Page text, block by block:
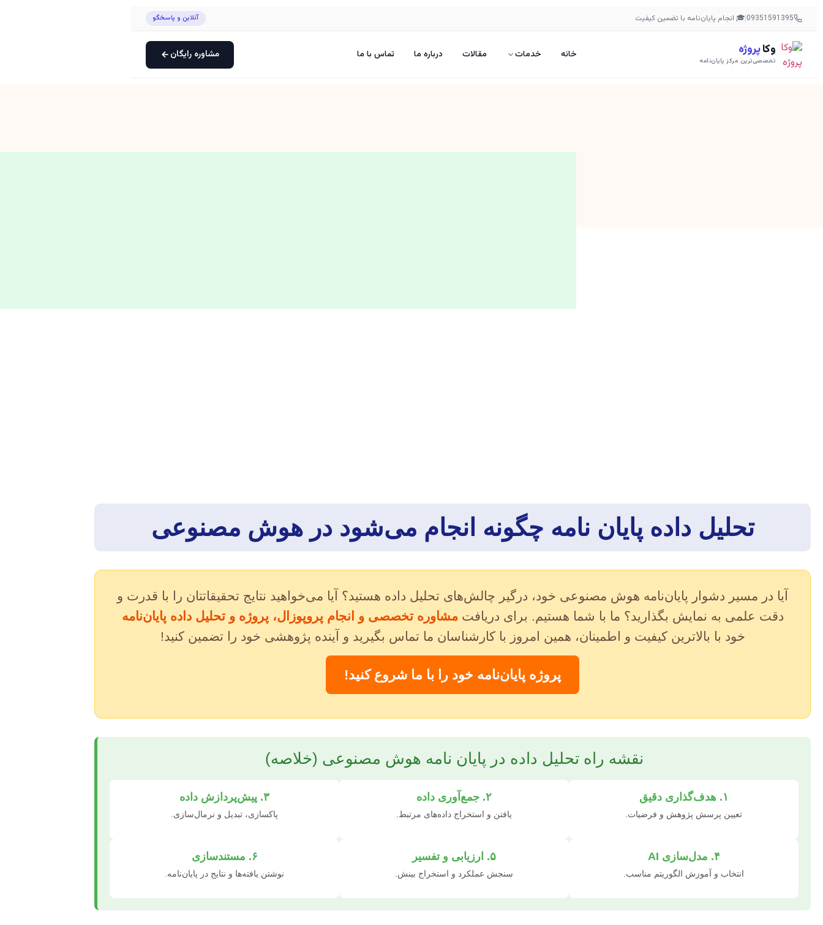
09351591395
|🎓 انجام پایان‌نامه با تضمین کیفیت آنلاین و پاسخگو
وکاپروژه
تخصصی‌ترین مرکز پایان‌نامه خانه خدمات مقالات درباره ما تماس با ما مشاوره رایگان
تحلیل داده پایان نامه چگونه انجام می‌شود در هوش مصنوعی
آیا در مسیر دشوار پایان‌نامه هوش مصنوعی خود، درگیر چالش‌های تحلیل داده هستید؟ آیا می‌خواهید نتایج تحقیقاتتان را با قدرت و
دقت علمی به نمایش بگذارید؟ ما با شما هستیم. برای دریافتمشاوره تخصصی و انجام پروپوزال، پروژه و تحلیل داده پایان‌نامه
خود با بالاترین کیفیت و اطمینان، همین امروز با کارشناسان ما تماس بگیرید و آینده پژوهشی خود را تضمین کنید!
پروژه پایان‌نامه خود را با ما شروع کنید!
نقشه راه تحلیل داده در پایان نامه هوش مصنوعی (خلاصه)
۱. هدف‌گذاری دقیق
تعیین پرسش پژوهش و فرضیات.
۲. جمع‌آوری داده
یافتن و استخراج داده‌های مرتبط.
۳. پیش‌پردازش داده
پاکسازی، تبدیل و نرمال‌سازی.
۴. مدل‌سازی AI
انتخاب و آموزش الگوریتم مناسب.
۵. ارزیابی و تفسیر
سنجش عملکرد و استخراج بینش.
۶. مستندسازی
نوشتن یافته‌ها و نتایج در پایان‌نامه.